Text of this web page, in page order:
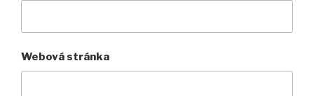
Webová stránka